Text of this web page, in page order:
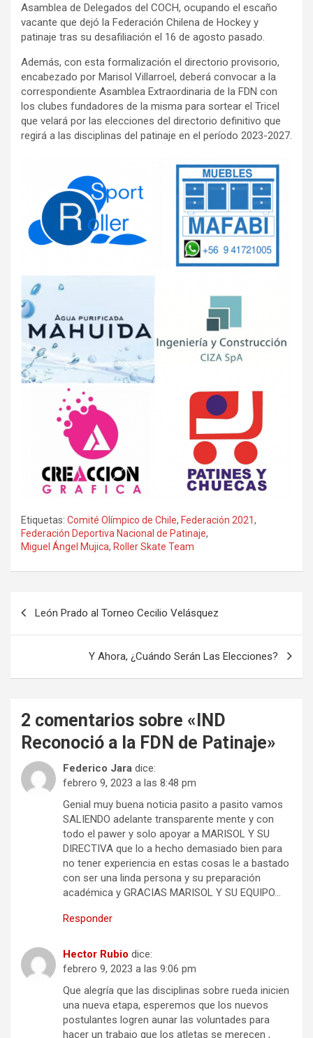
Asamblea de Delegados del COCH, ocupando el escaño
vacante que dejó la Federación Chilena de Hockey y
patinaje tras su desafiliación el 16 de agosto pasado.
Además, con esta formalización el directorio provisorio,
encabezado por Marisol Villarroel, deberá convocar a la
correspondiente Asamblea Extraordinaria de la FDN con
los clubes fundadores de la misma para sortear el Tricel
que velará por las elecciones del directorio definitivo que
regirá a las disciplinas del patinaje en el período 2023-2027.
Etiquetas: Comité Olímpico de Chile, Federación 2021,
Federación Deportiva Nacional de Patinaje,
Miguel Ángel Mujica, Roller Skate Team
León Prado al Torneo Cecilio Velásquez
Y Ahora, ¿Cuándo Serán Las Elecciones?
2 comentarios sobre «IND
Reconoció a la FDN de Patinaje»
Federico Jara dice:
febrero 9, 2023 a las 8:48 pm
Genial muy buena noticia pasito a pasito vamos
SALIENDO adelante transparente mente y con
todo el pawer y solo apoyar a MARISOL Y SU
DIRECTIVA que lo a hecho demasiado bien para
no tener experiencia en estas cosas le a bastado
con ser una linda persona y su preparación
académica y GRACIAS MARISOL Y SU EQUIPO…
Responder
Hector Rubio dice:
febrero 9, 2023 a las 9:06 pm
Que alegría que las disciplinas sobre rueda inicien
una nueva etapa, esperemos que los nuevos
postulantes logren aunar las voluntades para
hacer un trabajo que los atletas se merecen ,